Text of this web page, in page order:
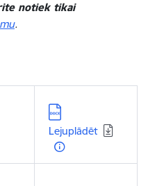
notiek tikai
.
Lejupielādēt:
Lejuplādēt